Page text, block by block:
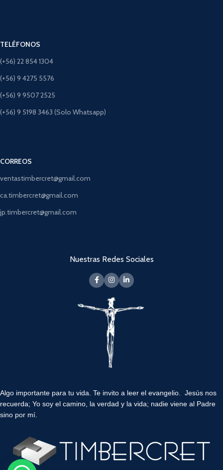
TELÉFONOS
(+56) 22 854 1304
(+56) 9 4275 5576
(+56) 9 9507 2525
(+56) 9 5198 3463 (Solo Whatsapp)
CORREOS
ventastimbercret@gmail.com
ca.timbercret@gmail.com
jp.timbercret@gmail.com
Nuestras Redes Sociales
Algo importante para tu vida. Te invito a leer el evangelio. Jesús nos
recuerda; Yo soy el camino, la verdad y la vida; nadie viene al Padre
sino por mí.